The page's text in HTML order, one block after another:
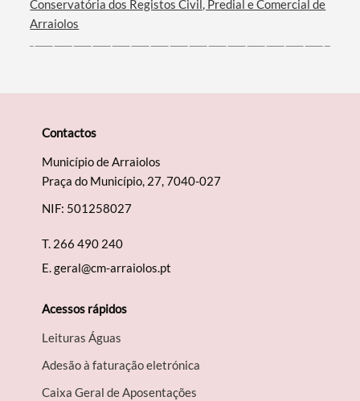
Conservatória dos Registos Civil, Predial e Comercial de
Arraiolos
Contactos
Município de Arraiolos
Praça do Município, 27, 7040-027
NIF: 501258027
T. 266 490 240
E.geral@cm-arraiolos.pt
Acessos rápidos
Leituras Águas
Adesão à faturação eletrónica
Caixa Geral de Aposentações